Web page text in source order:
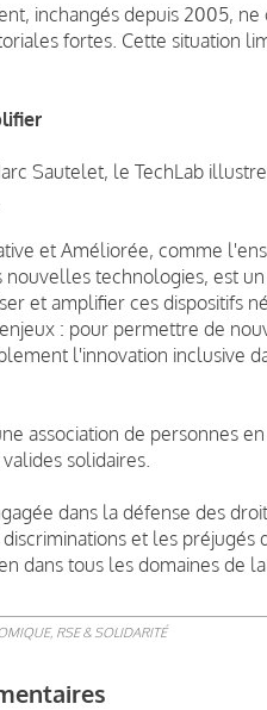
inchangés depuis 2005,
fortes. Cette situation
Sautelet, le TechLab
et Améliorée, comme
nouvelles technologies, est
et amplifier ces dispositifs
: pour permettre de
l'innovation inclusive
association de personnes
solidaires.
dans la défense des
et les
dans tous les domaines de
RSE & SOLIDARITÉ